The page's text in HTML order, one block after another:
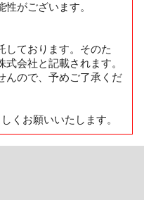
性がございます。
しております。そのた
会社と記載されます。
んので、予めご了承くだ
くお願いいたします。